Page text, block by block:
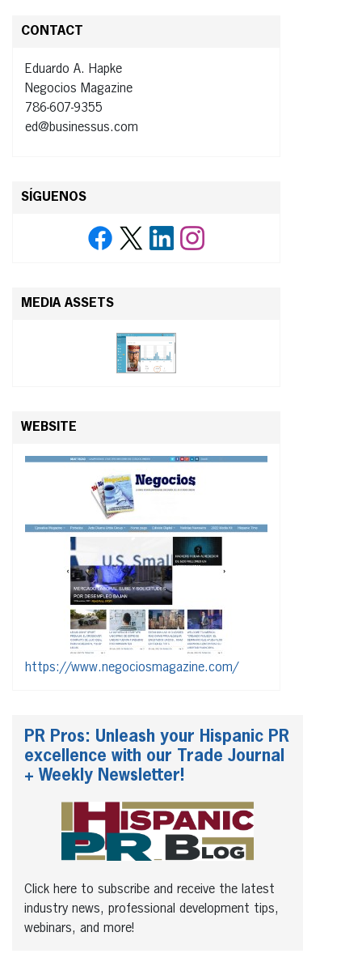
CONTACT
Eduardo A. Hapke
Negocios Magazine
786-607-9355
ed@businessus.com
SÍGUENOS
MEDIA ASSETS
WEBSITE
https://www.negociosmagazine.com/
PR Pros: Unleash your Hispanic PR
excellence with our Trade Journal
+ Weekly Newsletter!
Click here to subscribe and receive the latest
industry news, professional development tips,
webinars, and more!